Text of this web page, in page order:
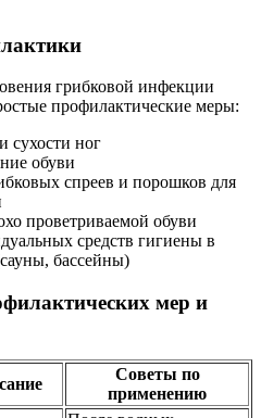
грибковой инфекции
профилактические меры:
сухости ног
обуви
спреев и порошков для
проветриваемой обуви
средств гигиены в
бассейны)
мер и
Советы по
применению